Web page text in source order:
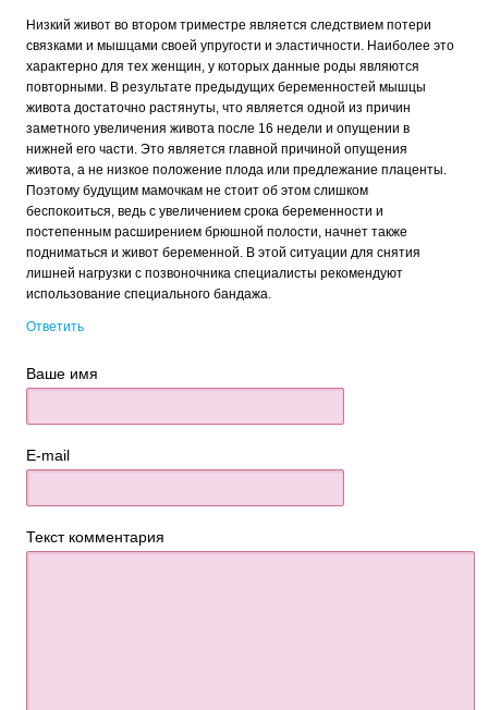
Низкий живот во втором триместре является следствием потери
связками и мышцами своей упругости и эластичности. Наиболее это
характерно для тех женщин, у которых данные роды являются
повторными. В результате предыдущих беременностей мышцы
живота достаточно растянуты, что является одной из причин
заметного увеличения живота после 16 недели и опущении в
нижней его части. Это является главной причиной опущения
живота, а не низкое положение плода или предлежание плаценты.
Поэтому будущим мамочкам не стоит об этом слишком
беспокоиться, ведь с увеличением срока беременности и
постепенным расширением брюшной полости, начнет также
подниматься и живот беременной. В этой ситуации для снятия
лишней нагрузки с позвоночника специалисты рекомендуют
использование специального бандажа.
Ответить
Ваше имя
E-mail
Текст комментария